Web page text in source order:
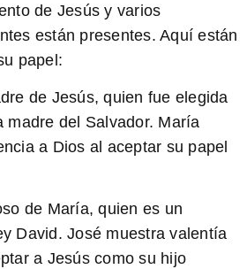
de Jesús y varios
están presentes. Aquí están
papel:
de Jesús, quien fue elegida
madre del Salvador. María
a Dios al aceptar su papel
de María, quien es un
David. José muestra valentía
a Jesús como su hijo